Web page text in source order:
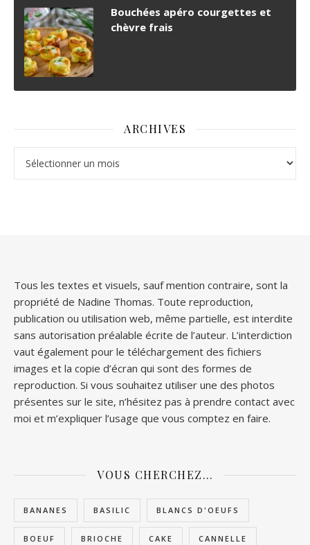
Bouchées apéro courgettes et
chèvre frais
ARCHIVES
Tous les textes et visuels, sauf mention contraire, sont la
propriété de Nadine Thomas. Toute reproduction,
publication ou utilisation web, même partielle, est interdite
sans autorisation préalable écrite de l’auteur. L’interdiction
vaut également pour le téléchargement des fichiers
images et la copie d’écran qui sont des formes de
reproduction. Si vous souhaitez utiliser une des photos
présentes sur le site, n’hésitez pas à prendre contact avec
moi et m’expliquer l’usage que vous comptez en faire.
VOUS CHERCHEZ…
BANANES BASILIC BLANCS D'OEUFS
BOEUF BRIOCHE CAKE CANNELLE